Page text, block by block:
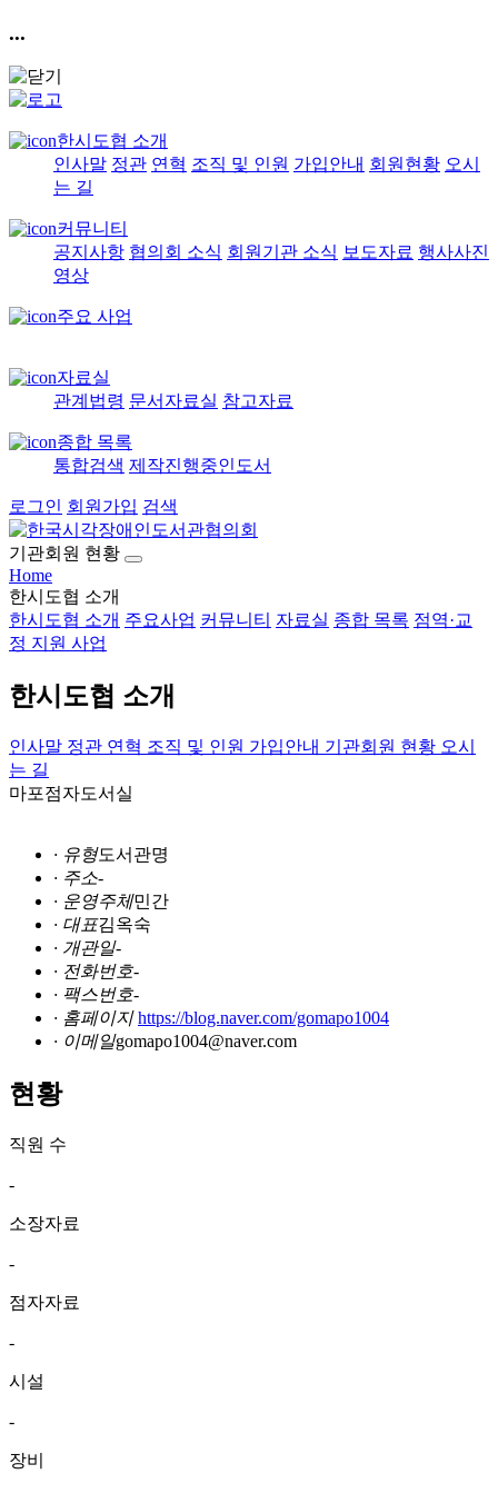
...
한시도협 소개
인사말 정관 연혁 조직 및 인원 가입안내 회원현황 오시
는 길
커뮤니티
공지사항 협의회 소식 회원기관 소식 보도자료 행사사진
영상
주요 사업
자료실
관계법령 문서자료실 참고자료
종합 목록
통합검색 제작진행중인도서
로그인 회원가입 검색
기관회원 현황
Home
한시도협 소개
한시도협 소개 주요사업 커뮤니티 자료실 종합 목록 점역·교
정 지원 사업
한시도협 소개
인사말 정관 연혁 조직 및 인원 가입안내 기관회원 현황 오시
는 길
마포점자도서실
· 유형도서관명
· 주소-
· 운영주체민간
· 대표김옥숙
· 개관일-
· 전화번호-
· 팩스번호-
· 홈페이지 https://blog.naver.com/gomapo1004
· 이메일gomapo1004@naver.com
현황
직원 수
-
소장자료
-
점자자료
-
시설
-
장비